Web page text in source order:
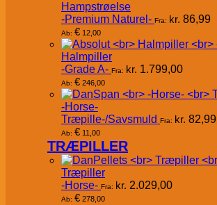
Hampstrøelse
-Premium Naturel- Fra: kr. 86,99
Ab: € 12,00
Halmpiller
-Grade A- Fra: kr. 1.799,00
Ab: € 246,00
-Horse-
Træpille-/Savsmuld Fra: kr. 82,99
Ab: € 11,00
TRÆPILLER
Træpiller
-Horse- Fra: kr. 2.029,00
Ab: € 278,00